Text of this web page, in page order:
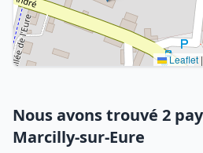
Leaflet |
Nous avons trouvé 2
Marcilly-sur-Eure